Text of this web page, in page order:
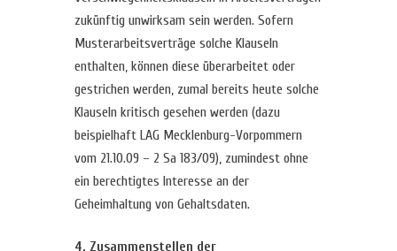
zukünftig unwirksam sein werden. Sofern
Musterarbeitsverträge solche Klauseln
enthalten, können diese überarbeitet oder
gestrichen werden, zumal bereits heute solche
Klauseln kritisch gesehen werden (dazu
beispielhaft LAG Mecklenburg-Vorpommern
vom 21.10.09 – 2 Sa 183/09), zumindest ohne
ein berechtigtes Interesse an der
Geheimhaltung von Gehaltsdaten.
4. Zusammenstellen der